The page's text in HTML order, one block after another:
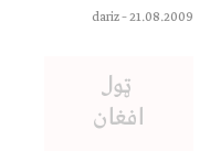
21.08.2009
–
dariz